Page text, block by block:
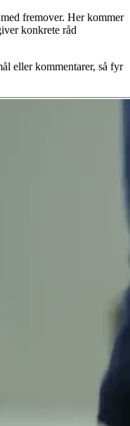
fremover. Her kommer
konkrete råd
eller kommentarer, så fyr